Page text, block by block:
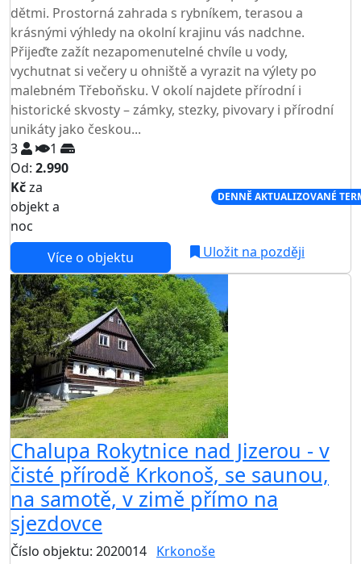
dětmi. Prostorná zahrada s rybníkem, terasou a
krásnými výhledy na okolní krajinu vás nadchne.
Přijeďte zažít nezapomenutelné chvíle u vody,
vychutnat si večery u ohniště a vyrazit na výlety po
malebném Třeboňsku. V okolí najdete přírodní i
historické skvosty – zámky, stezky, pivovary i přírodní
unikáty jako českou...
3
1
Od: 2.990
Kčza
objekt a
noc
DENNĚ AKTUALIZOVANÉ
Více o objektu Uložit na později
Chalupa Rokytnice nad Jizerou - v
čisté přírodě Krkonoš, se saunou,
na samotě, v zimě přímo na
sjezdovce
Číslo objektu: 2020014 Krkonoše